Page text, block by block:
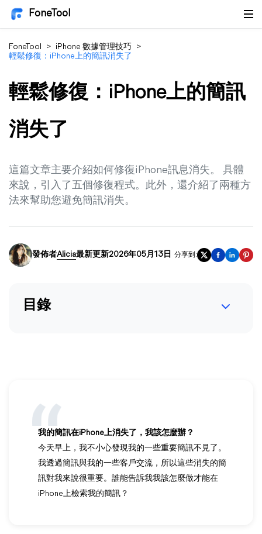
FoneTool
FoneTool > iPhone 數據管理技巧
>
輕鬆修復：iPhone上的簡訊消失了
輕鬆修復：iPhone上的簡訊
消失了
這篇文章主要介紹如何修復iPhone訊息消失。 具體
來說，引入了五個修復程式。此外，還介紹了兩種方
法來幫助您避免簡訊消失。
發佈者Alicia最新更新2026年05月13日 分享到:
目錄
我的簡訊在iPhone上消失了，我該怎麼辦？
今天早上，我不小心發現我的一些重要簡訊不見了。
我透過簡訊與我的一些客戶交流，所以這些消失的簡
訊對我來說很重要。誰能告訴我我該怎麼做才能在
iPhone上檢索我的簡訊？